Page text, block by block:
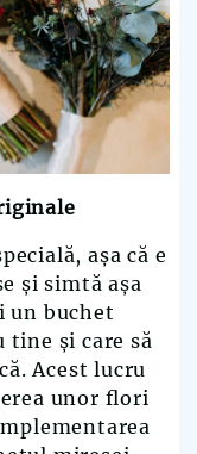
așa că e
și simtă așa
un buchet
tine și care să
Acest lucru
unor flori